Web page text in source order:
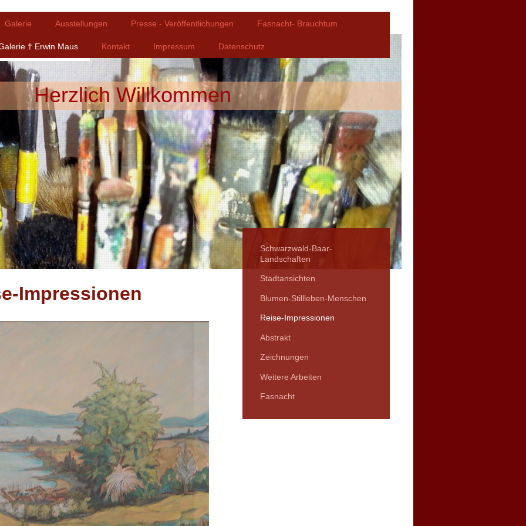
Galerie Ausstellungen Presse - Veröffentlichungen Fasnacht- Brauchtum
† Erwin Maus Kontakt Impressum Datenschutz
Herzlich Willkommen
Impressionen
Schwarzwald-Baar-
Landschaften
Stadtansichten
Blumen-Stillleben-Menschen
Reise-Impressionen
Abstrakt
Zeichnungen
Weitere Arbeiten
Fasnacht